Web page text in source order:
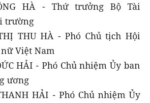
HÀ - Thứ trưởng Bộ Tài
trường
THU HÀ - Phó Chủ tịch Hội
Việt Nam
HẢI - Phó Chủ nhiệm Ủy ban
ương
HẢI - Phó Chủ nhiệm Ủy